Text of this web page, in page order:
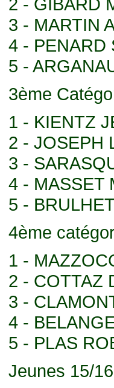
3 - MARTIN
4 - PENARD
5 -
3ème
1 - KIENTZ
2 - JOSEPH
3 -
4 - MASSET
5 -
4ème
1 -
2 - COTTAZ
3 -
4 -
5 - PLAS
Jeunes 15/